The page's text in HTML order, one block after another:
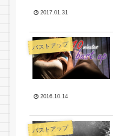
2017.01.31
バストアップ
2016.10.14
バストアップ